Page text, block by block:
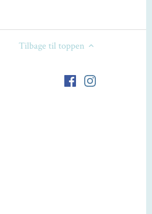
Tilbage til toppen